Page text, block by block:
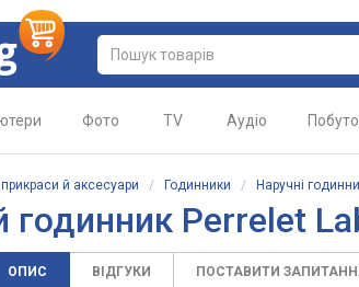
Фото TV Аудіо
й аксесуари / Годинники / Наручні
годинник Perrelet
ОПИС ВІДГУКИ ПОСТАВИТИ